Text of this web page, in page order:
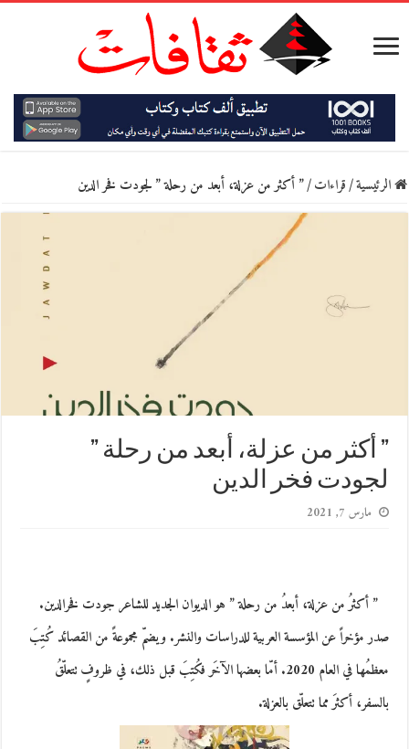
الرئيسية/قراءات/” أكثر من عزلة، أبعد من رحلة ” لجودت فخر الدين
” أكثر من عزلة، أبعد من رحلة ”
لجودت فخر الدين
مارس 7, 2021
” أكثرُ من عزلة، أبعدُ من رحلة ” هو الديوان الجديد للشاعر جودت فخرالدين.
صدر مؤخراً عن المؤسسة العربية للدراسات والنشر. ويضمّ مجموعةً من القصائد كُتِبَ
معظمُها في العام 2020. أمّا بعضها الآخَر فكُتِبَ قبل ذلك، في ظروفٍ تتعلّقُ
بالسفر، أكثرَ مما تتعلّق بالعزلة.